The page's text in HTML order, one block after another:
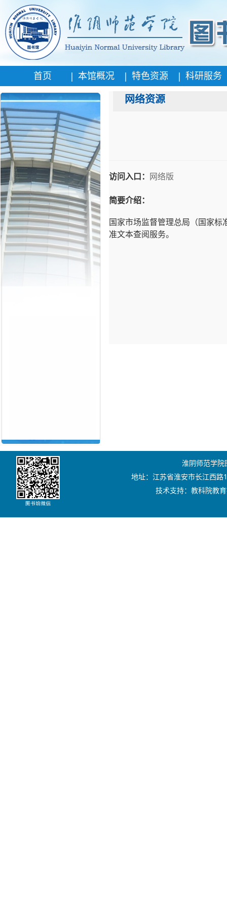
首页 | 本馆概况 | 特色资源 | 科研服务
网络资源
访问入口： 网络版
简要介绍：
国家市场监督管理总局（国家
准文本查阅服务。
淮阴师范学
地址：江苏省淮安市长江西
技术支持：教科院教